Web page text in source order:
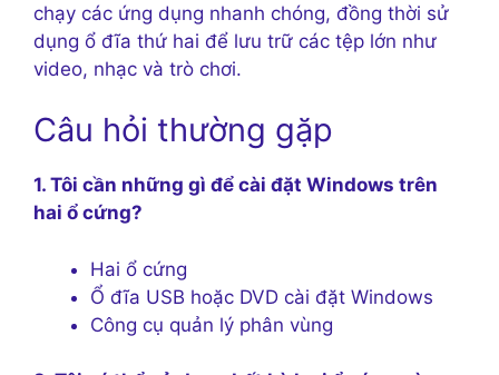
chạy các ứng dụng nhanh chóng, đồng thời sử
dụng ổ đĩa thứ hai để lưu trữ các tệp lớn như
video, nhạc và trò chơi.
Câu hỏi thường gặp
1. Tôi cần những gì để cài đặt Windows trên
hai ổ cứng?
Hai ổ cứng
Ổ đĩa USB hoặc DVD cài đặt Windows
Công cụ quản lý phân vùng